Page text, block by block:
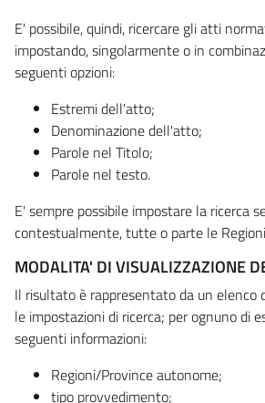
E' possibile, quindi, ricercare gli atti
impostando, singolarmente o in
seguenti opzioni:
Estremi dell'atto;
Denominazione dell'atto;
Parole nel Titolo;
Parole nel testo.
E' sempre possibile impostare la ricerca
contestualmente, tutte o parte le
MODALITA' DI VISUALIZZAZIONE
Il risultato è rappresentato da un elenco
le impostazioni di ricerca; per ognuno di
seguenti informazioni:
Regioni/Province autonome;
tipo provvedimento;